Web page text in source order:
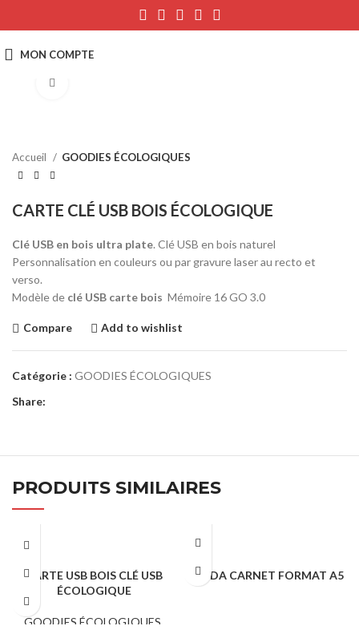
Accueil GOODIES ÉCOLOGIQUES
CARTE CLÉ USB BOIS ÉCOLOGIQUE
Clé USB en bois ultra plate. Clé USB en bois naturel
Personnalisation en couleurs ou par gravure laser au recto et
verso.
Modèle de clé USB carte bois Mémoire 16 GO 3.0
Compare Add to wishlist
Catégorie : GOODIES ÉCOLOGIQUES
Share:
PRODUITS SIMILAIRES
CARTE USB BOIS CLÉ USB
ÉCOLOGIQUE
GOODIES ÉCOLOGIQUES
PANDA CARNET FORMAT A5